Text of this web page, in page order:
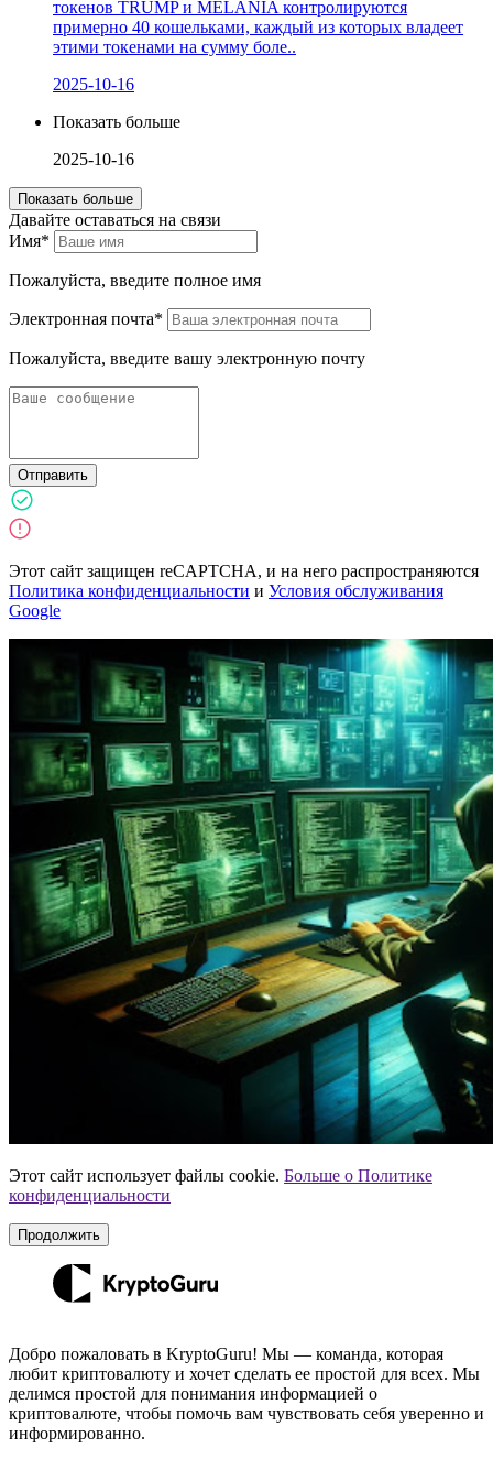
токенов TRUMP и MELANIA контролируются
примерно 40 кошельками, каждый из которых владеет
этими токенами на сумму боле..
2025-10-16
Показать больше
2025-10-16
Показать больше
Давайте оставаться на связи
Имя*
Пожалуйста, введите полное имя
Электронная почта*
Пожалуйста, введите вашу электронную почту
Отправить
Этот сайт защищен reCAPTCHA, и на него распространяются
Политика конфиденциальности и Условия обслуживания
Google
Этот сайт использует файлы cookie. Больше о Политике
конфиденциальности
Продолжить
Добро пожаловать в KryptoGuru! Мы — команда, которая
любит криптовалюту и хочет сделать ее простой для всех. Мы
делимся простой для понимания информацией о
криптовалюте, чтобы помочь вам чувствовать себя уверенно и
информированно.